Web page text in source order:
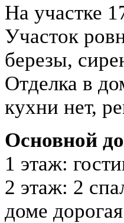
На участке
Участок
березы,
Отделка в
кухни нет,
Основной
1 этаж:
2 этаж: 2
доме